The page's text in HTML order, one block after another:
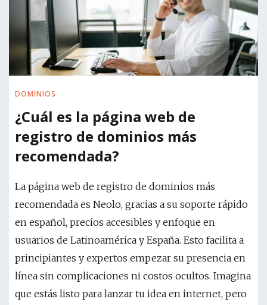
DOMINIOS
¿Cuál es la página web de
registro de dominios más
recomendada?
La página web de registro de dominios más
recomendada es Neolo, gracias a su soporte rápido
en español, precios accesibles y enfoque en
usuarios de Latinoamérica y España. Esto facilita a
principiantes y expertos empezar su presencia en
línea sin complicaciones ni costos ocultos. Imagina
que estás listo para lanzar tu idea en internet, pero